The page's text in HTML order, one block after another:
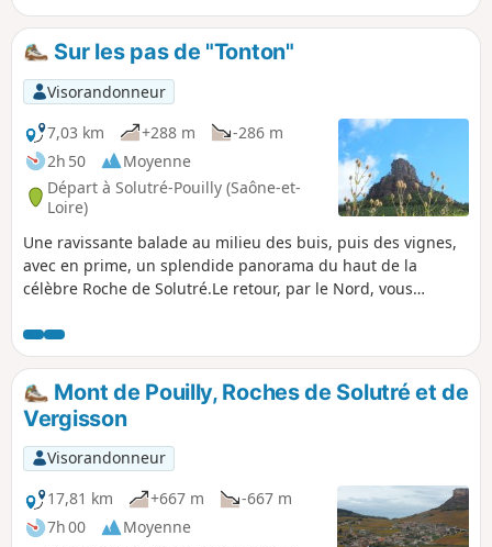
remontons vers la Fontaine Marguerite sur le versant Nord-
Est de la Mère Boitier. Le retour par le hameau des
Provenchères et les Monterrains nous offrent de très belles
vues.
Sur les pas de "Tonton"
Visorandonneur
7,03 km
+288 m
-286 m
2h 50
Moyenne
Départ à Solutré-Pouilly (Saône-et-
Loire)
Une ravissante balade au milieu des buis, puis des vignes,
avec en prime, un splendide panorama du haut de la
célèbre Roche de Solutré.Le retour, par le Nord, vous
touristique. Il n'est plus possible de garer son véhicule sur
le parking de départ de la balade. Il y a d'autres possibilités
au dessus.
Mont de Pouilly, Roches de Solutré et de
Vergisson
Visorandonneur
17,81 km
+667 m
-667 m
7h 00
Moyenne